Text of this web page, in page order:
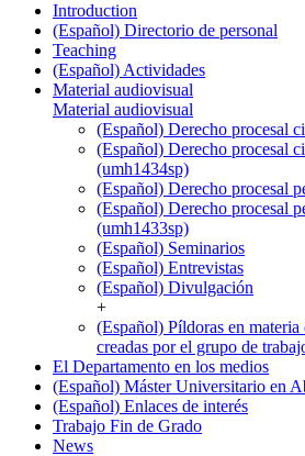
Introduction
(Español) Directorio de personal
Teaching
(Español) Actividades
Material audiovisual
Material audiovisual
(Español) Derecho procesal
(Español) Derecho procesal
(umh1434sp)
(Español) Derecho procesal
(Español) Derecho procesal
(umh1433sp)
(Español) Seminarios
(Español) Entrevistas
(Español) Divulgación
+
(Español) Píldoras en
creadas por el grupo de
El Departamento en los medios
(Español) Máster Universitario en
(Español) Enlaces de interés
Trabajo Fin de Grado
News